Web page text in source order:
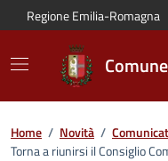
Vai al contenuto principale
Vai alla navigazione del sito
Vai al piede di pagina
Regione Emilia-Romagna
Home / Novità /
Torna a riunirsi il Consiglio